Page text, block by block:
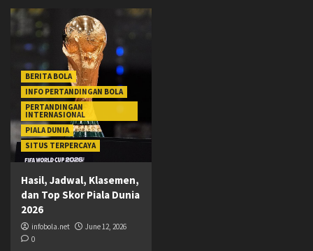
BERITA BOLA
INFO PERTANDINGAN BOLA
PERTANDINGAN
INTERNASIONAL
PIALA DUNIA
SITUS TERPERCAYA
Hasil, Jadwal, Klasemen,
dan Top Skor Piala Dunia
2026
infobola.net
June 12, 2026
0